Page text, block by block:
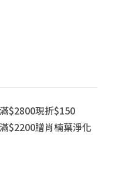
$2800現折$150
$2200贈肖楠葉淨化